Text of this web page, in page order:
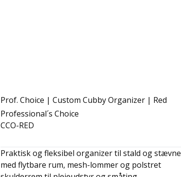
Prof. Choice | Custom Cubby Organizer | Red
Professional´s Choice
CCO-RED
Praktisk og fleksibel organizer til stald og stævne
med flytbare rum, mesh-lommer og polstret